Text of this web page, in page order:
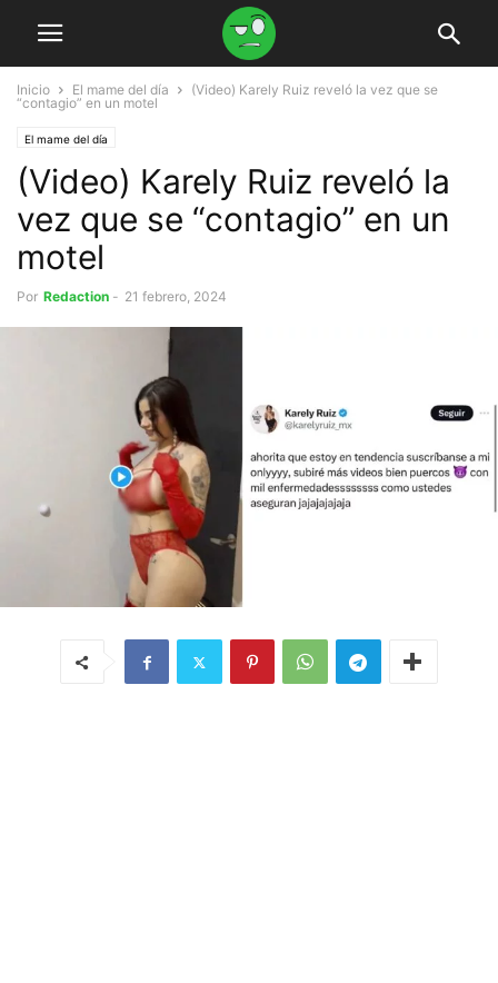
Inicio El mame del día
(Video) Karely Ruiz reveló la vez que se
“contagio” en un motel
El mame del día
(Video) Karely Ruiz reveló la
vez que se “contagio” en un
motel
Por Redaction - 21 febrero, 2024